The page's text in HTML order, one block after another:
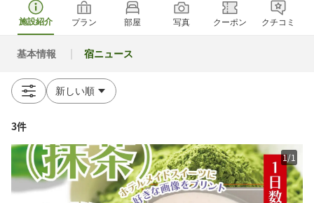
施設紹介 プラン 部屋 写真 クーポン クチコミ
基本情報 宿ニュース
3件
1/1